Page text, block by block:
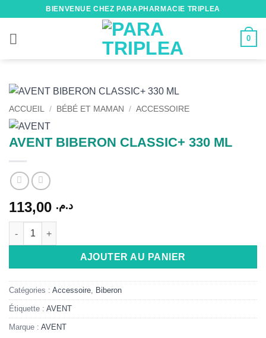
contenu
BIENVENUE CHEZ PARAPHARMACIE TRIPLEA
0
ACCUEIL / BÉBÉ ET MAMAN / ACCESSOIRE
AVENT BIBERON CLASSIC+ 330 ML
د.م.
quantité de AVENT BIBERON CLASSIC+ 330 ML
AJOUTER AU PANIER
Alternative:
Catégories : Accessoire Biberon
Étiquette : AVENT
Marque : AVENT